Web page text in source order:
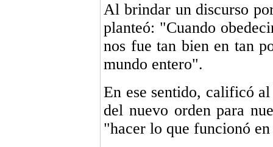
Al brindar un discurso
planteó: "Cuando
nos fue tan bien en tan
mundo entero".
En ese sentido, calificó
del nuevo orden para
"hacer lo que funcionó